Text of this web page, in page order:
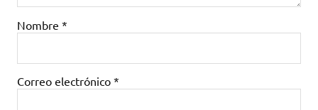
Nombre *
Correo electrónico *